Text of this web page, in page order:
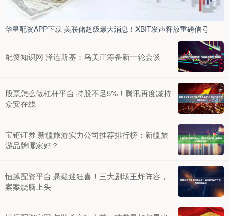
华星配资APP下载 美联储超级爆大消息！XBIT发声释放重磅信号
配资知识网 泽连斯基：乌美正筹备新一轮会谈
股票怎么做杠杆平台 持股不足5%！腾讯再度减持
众安在线
宝钜证券 新疆旅游实力公司推荐排行榜：新疆旅
游品牌哪家好？
恒越配资平台 悬疑迷狂喜！三大剧场王炸阵容，
案案烧脑上头